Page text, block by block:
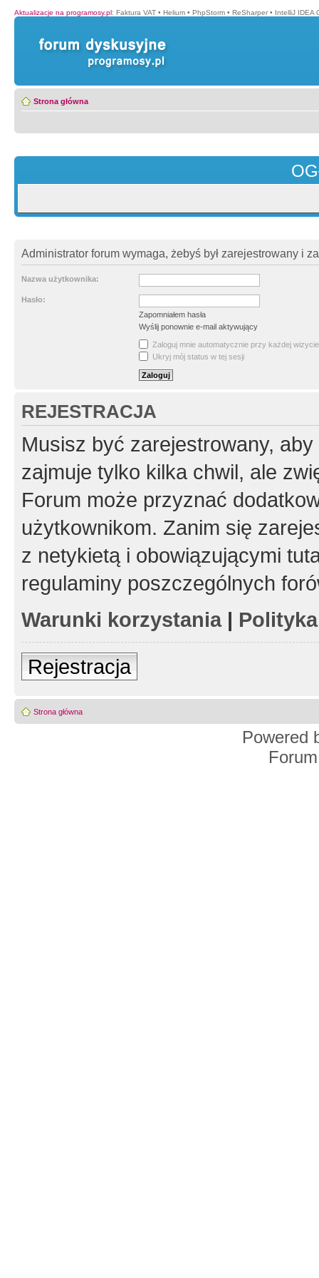
Aktualizacje na programosy.pl: Faktura VAT • Helium • PhpStorm • ReSharper • IntelliJ IDEA
Strona główna
Administrator forum wymaga, żebyś był zarejestrowany i
Nazwa użytkownika:
Hasło:
Zapomniałem hasła
Wyślij ponownie e-mail aktywujący
Zaloguj mnie automatycznie przy każdej wizycie
Ukryj mój status w tej sesji
REJESTRACJA
Musisz być zarejestrowany,
zajmuje tylko kilka chwil, ale
Forum może przyznać
użytkownikom. Zanim się
z netykietą i obowiązującymi
regulaminy poszczególnych
Warunki korzystania|
Rejestracja
Strona główna
Powered